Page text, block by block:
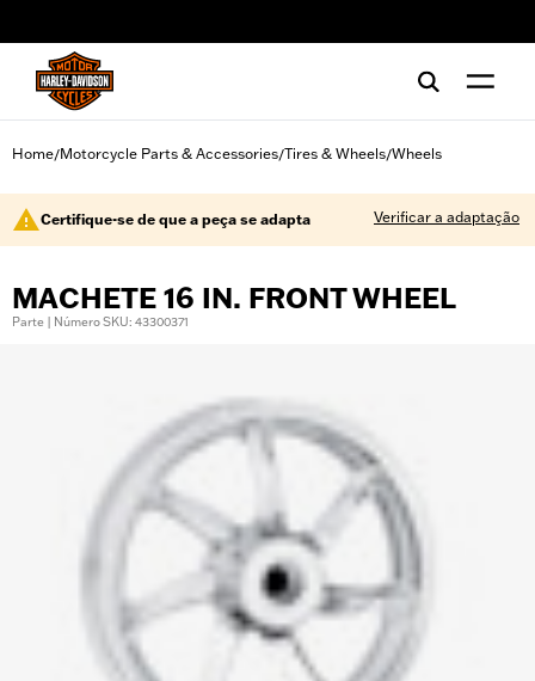
Home/Motorcycle Parts & Accessories/Tires & Wheels/Wheels
Certifique-se de que a peça se adapta Verificar a adaptação
MACHETE 16 IN. FRONT WHEEL
Parte | Número SKU: 43300371